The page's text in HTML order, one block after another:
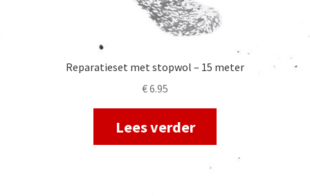
Reparatieset met stopwol – 15 meter
€6.95
Lees verder